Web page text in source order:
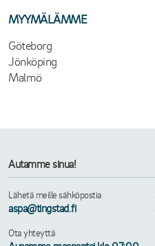
MYYMÄLÄMME
Göteborg
Jönköping
Malmö
Autamme sinua!
Lähetä meille sähköpostia
aspa@tingstad.fi
Ota yhteyttä